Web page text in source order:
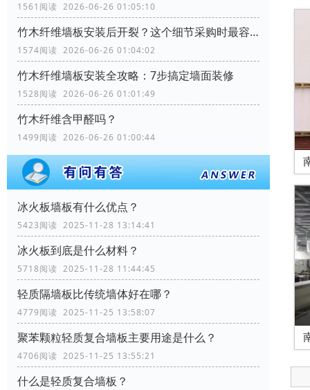
1561阅读 2026-06-26 01:05:10
竹木纤维墙板安装后开裂？这个细节采购时最容易忽略
1574阅读 2026-06-26 01:04:02
竹木纤维墙板安装全攻略：7步搞定墙面装修
1528阅读 2026-06-26 01:01:49
竹木纤维含甲醛吗？
1499阅读 2026-06-26 01:00:44
冰火板墙板有什么优点？
5423阅读 2025-11-28 13:14:41
冰火板到底是什么材料？
5718阅读 2025-11-28 11:44:45
轻质隔墙板比传统墙体好在哪？
4779阅读 2025-11-25 13:58:07
聚苯颗粒轻质复合墙板主要用途是什么？
4706阅读 2025-11-25 13:55:21
什么是轻质复合墙板？